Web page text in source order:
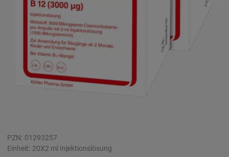
PZN: 01293257
Einheit: 20X2 ml Injektionslösung